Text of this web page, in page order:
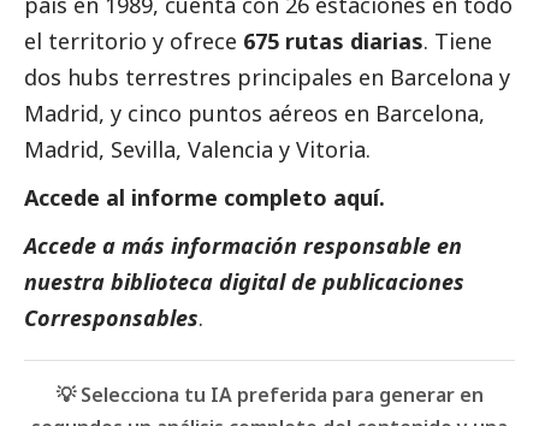
el territorio y ofrece 675 rutas diarias. Tiene
dos hubs terrestres principales en Barcelona y
Madrid, y cinco puntos aéreos en Barcelona,
Madrid, Sevilla, Valencia y Vitoria.
Accede al informe completo aquí.
Accede a más información responsable en
nuestra biblioteca digital de publicaciones
Corresponsables.
💡 Selecciona tu IA preferida para generar en